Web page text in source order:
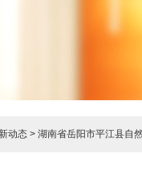
动态 > 湖南省岳阳市平江县自